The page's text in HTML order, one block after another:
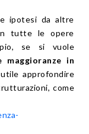
ipotesi da altre
tutte le opere
se si vuole
maggioranze in
approfondire
come